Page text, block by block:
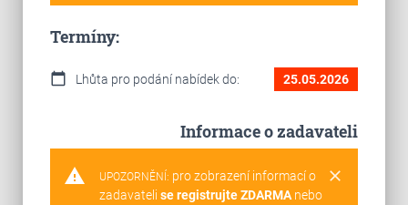
Termíny:
calendar_today Lhůta pro podání nabídek do: 25.05.2026
Informace o zadavateli
warning clear
UPOZORNĚNÍ: pro zobrazení informací o
zadavateli se registrujte ZDARMAnebo